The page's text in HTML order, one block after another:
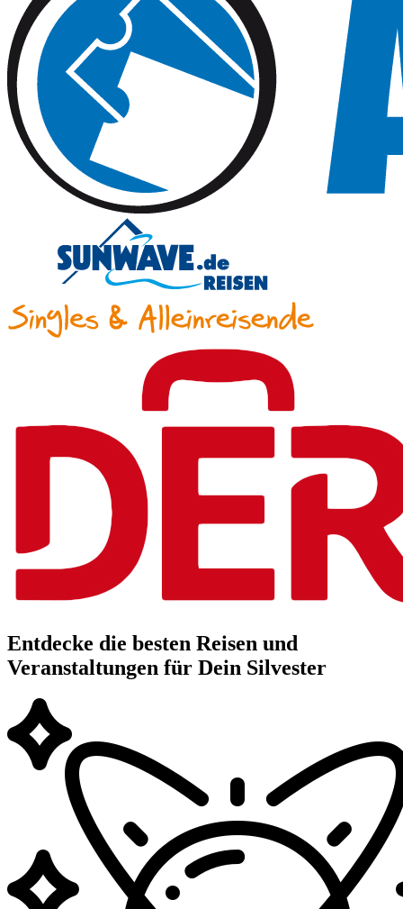
Entdecke die besten Reisen und
Veranstaltungen für Dein Silvester